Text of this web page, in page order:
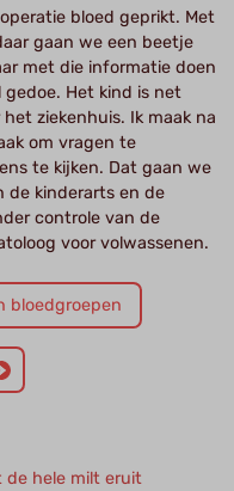
bloed geprikt. Met
gaan we een beetje
met die informatie doen
Het kind is net
ziekenhuis. Ik maak na
om vragen te
te kijken. Dat gaan we
de kinderarts en de
controle van de
voor volwassenen.
bloedgroepen
de hele milt eruit